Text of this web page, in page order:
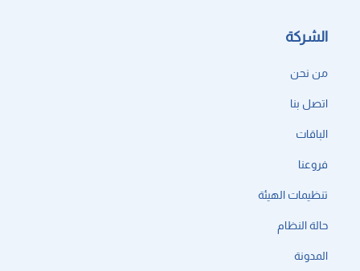
الشركة
من نحن
اتصل بنا
الباقات
فروعنا
تنظيمات الهيئة
حالة النظام
المدونة